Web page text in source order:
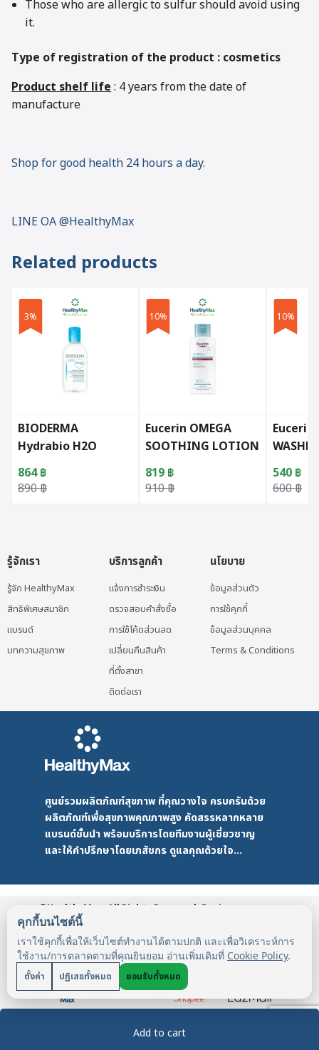
Add to cart
Those who are allergic to sulfur should avoid using
it.
Type of registration of the product : cosmetics
Product shelf life : 4 years from the date of
manufacture
Shop for good health 24 hours a day.
LINE OA @HealthyMax
Related products
3%
BIODERMA
Hydrabio H2O
250ml.
890฿
Original price was: 890 ฿.
864฿
Current price is: 864 ฿.
10%
Eucerin OMEGA
SOOTHING LOTION
250 ML (Exclusive
Hospital)
910฿
Original price was: 910 ฿.
819 ฿
Current price is: 819 ฿.
10%
Eucerin
ML
600฿
Original
540 ฿
Current
คุกกี้บนไซต์นี้
เราใช้คุกกี้เพื่อให้เว็บไซต์ทำงานได้ตามปกติ และเพื่อวิเคราะห์การ
ใช้งาน/การตลาดตามที่คุณยินยอม อ่านเพิ่มเติมที่ Cookie Policy.
ตั้งค่า ปฏิเสธทั้งหมด ยอมรับทั้งหมด
รู้จักเรา
รู้จัก HealthyMax
สิทธิพิเศษสมาชิก
แบรนด์
บทความสุขภาพ
บริการลูกค้า
แจ้งการชำระเงิน
ตรวจสอบคำสั่งซื้อ
การใช้โค้ดส่วนลด
เปลี่ยนคืนสินค้า
ที่ตั้งสาขา
ติดต่อเรา
นโยบาย
ข้อมูลส่วนตัว
การใช้คุกกี้
ข้อมูลส่วนบุคคล
Terms & Conditions
ศูนย์รวมผลิตภัณฑ์สุขภาพ ที่คุณวางใจ ครบครันด้วย
ผลิตภัณฑ์เพื่อสุขภาพคุณภาพสูง คัดสรรหลากหลาย
แบรนด์ชั้นนำ พร้อมบริการโดยทีมงานผู้เชี่ยวชาญ
และให้คำปรึกษาโดยเภสัชกร ดูแลคุณด้วยใจ...
©HealthyMax. All Rights Reserved. Design
by DMDHealthyMax